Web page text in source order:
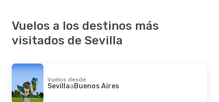
Vuelos a los destinos más
visitados de Sevilla
Vuelos desde
SevillaaBuenos Aires